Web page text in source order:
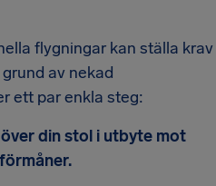
flygningar kan ställa krav
av nekad
ett par enkla steg:
din stol i utbyte mot